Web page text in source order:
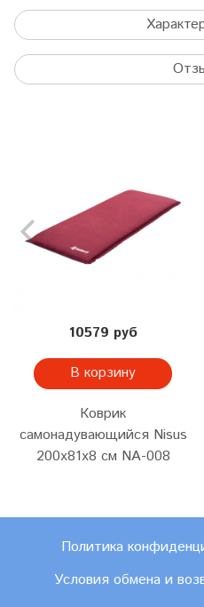
10579 руб
В корзину
Коврик
самонадувающийся Nisus
200x81x8 см NA-008
Политика
Условия обмена и